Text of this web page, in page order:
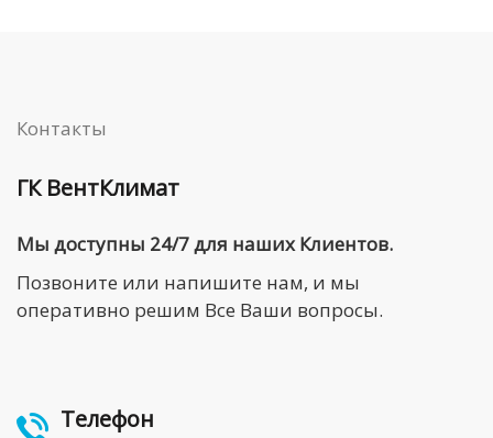
Контакты
ГК ВентКлимат
Мы доступны 24/7 для наших Клиентов.
Позвоните или напишите нам, и мы
оперативно решим Все Ваши вопросы.
Телефон